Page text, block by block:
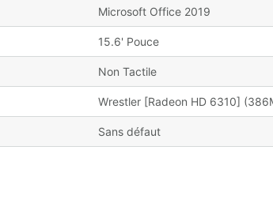
Microsoft Office 2019
15.6' Pouce
Non Tactile
Wrestler [Radeon HD 6310]
Sans défaut